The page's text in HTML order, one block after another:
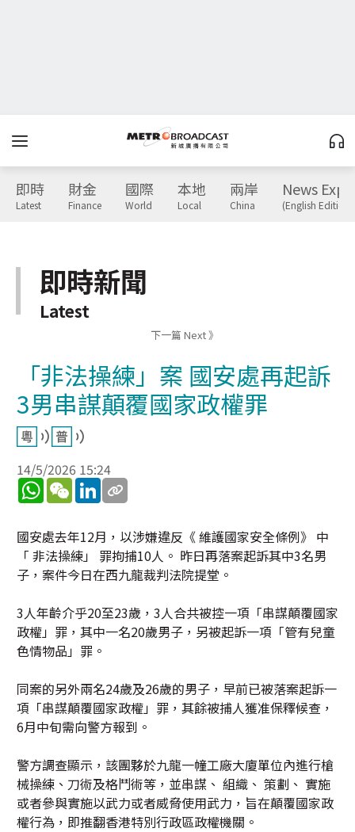
即時
Latest
財金
Finance
國際
World
本地
Local
兩岸
China
News
(English Edition)
即時新聞
Latest
下一篇 Next 》
「非法操練」案 國安處再起訴
3男串謀顛覆國家政權罪
14/5/2026 15:24
WhatsApp
WeChatLinkedIn
國安處去年12月，以涉嫌違反《 維護國家安全條例》 中
「 非法操練」 罪拘捕10人。 昨日再落案起訴其中3名男
子，案件今日在西九龍裁判法院提堂。
3人年齡介乎20至23歲，3人合共被控一項「串謀顛覆國家
政權」罪，其中一名20歲男子，另被起訴一項「管有兒童
色情物品」罪。
同案的另外兩名24歲及26歲的男子，早前已被落案起訴一
項「串謀顛覆國家政權」罪，其餘被捕人獲准保釋候查，
6月中旬需向警方報到。
警方調查顯示，該團夥於九龍一幢工廠大廈單位內進行槍
械操練、刀術及格鬥術等，並串謀、 組織、 策劃、 實施
或者參與實施以武力或者威脅使用武力，旨在顛覆國家政
權行為，即推翻香港特別行政區政權機關。